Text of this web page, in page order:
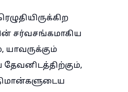
சர்வசங்கமாகிய
யாவருக்கும்
தேவனிடத்திற்கும்,